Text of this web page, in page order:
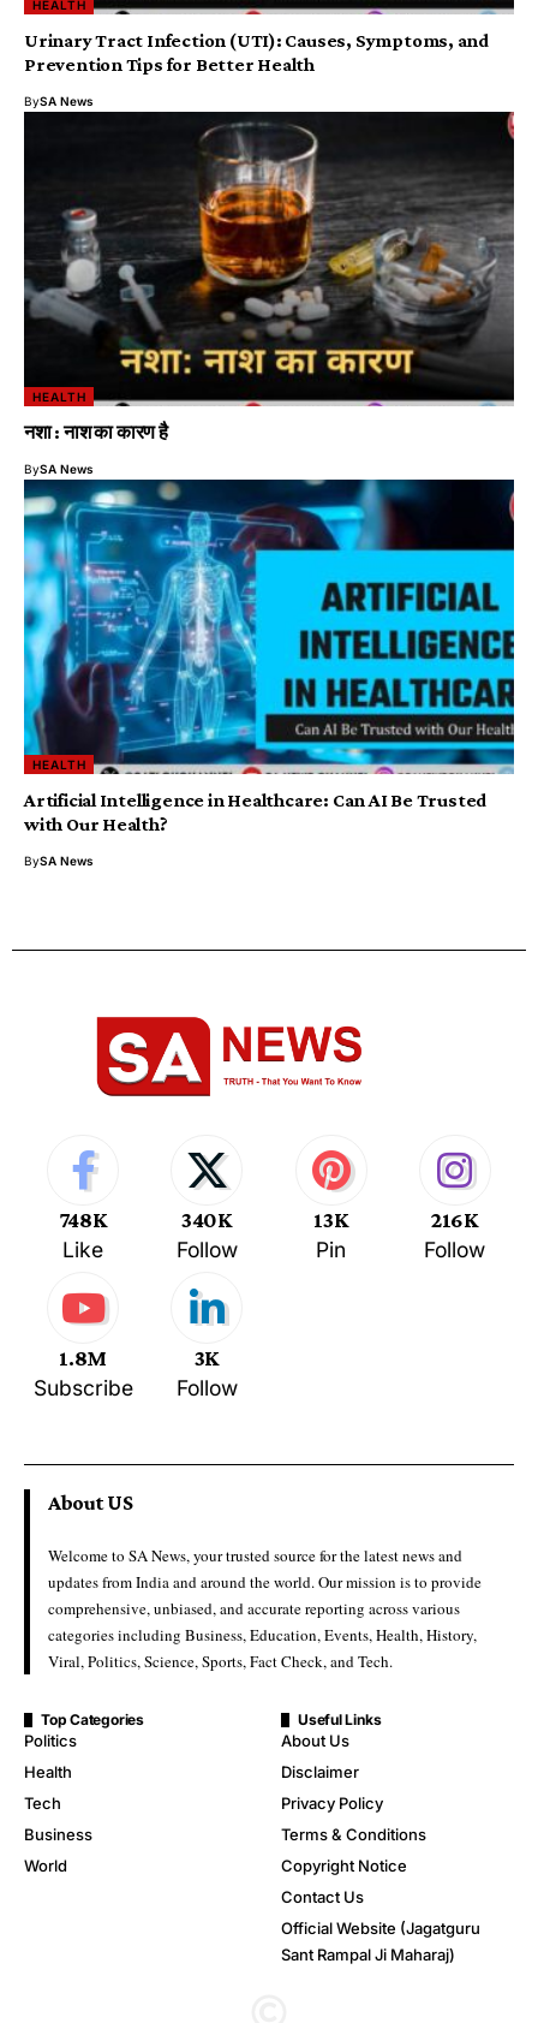
HEALTH
Urinary Tract Infection (UTI): Causes, Symptoms, and
Prevention Tips for Better Health
BySA News
HEALTH
नशा : नाश का कारण है
BySA News
HEALTH
Artificial Intelligence in Healthcare: Can AI Be Trusted
with Our Health?
BySA News
748K
Like
340K
Follow
13K
Pin
216K
Follow
1.8M
Subscribe
3K
Follow
About US
Welcome to SA News, your trusted source for the latest news and
updates from India and around the world. Our mission is to provide
comprehensive, unbiased, and accurate reporting across various
categories including Business, Education, Events, Health, History,
Viral, Politics, Science, Sports, Fact Check, and Tech.
Top Categories
Politics
Health
Tech
Business
World
Useful Links
About Us
Disclaimer
Privacy Policy
Terms & Conditions
Copyright Notice
Contact Us
Official Website (Jagatguru
Sant Rampal Ji Maharaj)